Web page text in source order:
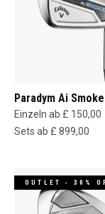
Paradym Ai
Einzeln ab £ 150,00
Sets ab £ 899,00
OUTLET - 30%